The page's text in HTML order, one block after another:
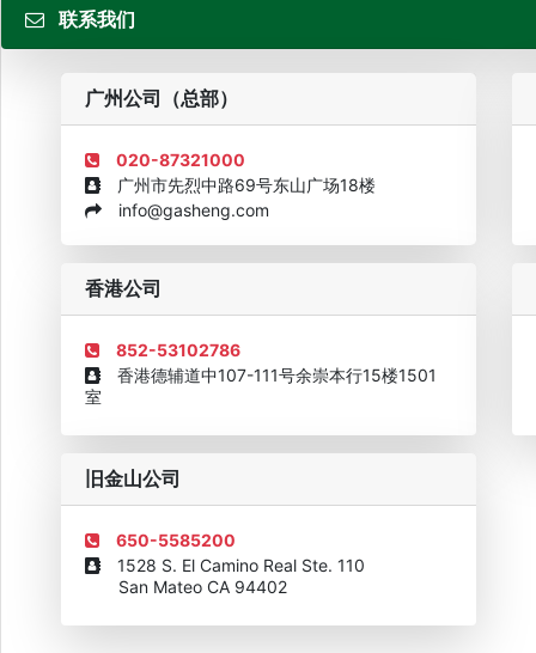
企业诚信AAAAA奖牌2015 欧美澳最具价值品牌移民机构
联系我们
广州公司（总部）
020-87321000
广州市先烈中路69号东山广场18楼
info@gasheng.com
香港公司
852-53102786
香港德辅道中107-111号余崇本行15楼1501
室
旧金山公司
650-5585200
1528 S. El Camino Real Ste. 110
San Mateo CA 94402